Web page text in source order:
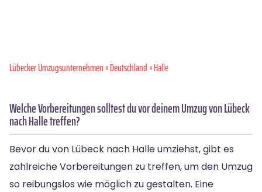
Lübecker Umzugsunternehmen»Deutschland» Halle
Welche Vorbereitungen solltest du vor deinem Umzug von Lübeck
nach Halle treffen?
Bevor du von Lübeck nach Halle umziehst, gibt es
zahlreiche Vorbereitungen zu treffen, um den Umzug
so reibungslos wie möglich zu gestalten. Eine